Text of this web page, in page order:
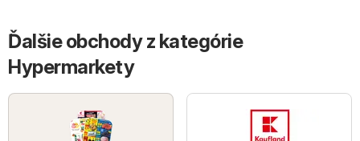
Ďalšie obchody z kategórie
Hypermarkety